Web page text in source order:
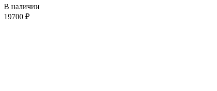
В наличии
19700 ₽